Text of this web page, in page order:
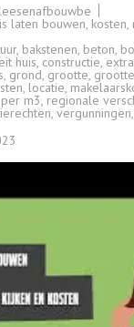
leesenafbouwbe
laten bouwen, kosten,
, bakstenen, beton,
huis, constructie,
, grond, grootte,
, locatie,
per m3, regionale
, vergunningen,